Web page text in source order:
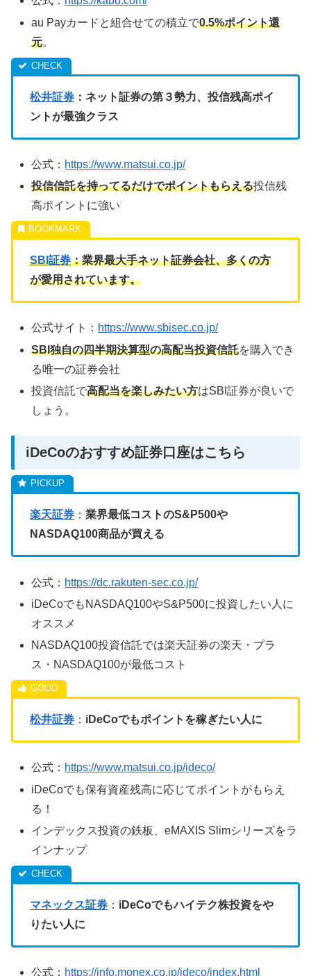
au Payカードと組合せての積立で0.5%ポイント還
元。
松井証券 ：ネット証券の第３勢力、投信残高ポイ
ントが最強クラス
公式： https://www.matsui.co.jp/
投信信託を持ってるだけでポイントもらえる投信残
高ポイントに強い
SBI証券：業界最大手ネット証券会社、多くの方
が愛用されています。
公式サイト： https://www.sbisec.co.jp/
SBI独自の四半期決算型の高配当投資信託を購入でき
る唯一の証券会社
投資信託で高配当を楽しみたい方はSBI証券が良いで
しょう。
iDeCoのおすすめ証券口座はこちら
楽天証券 ： 業界最低コストのS&P500や
NASDAQ100商品が買える
公式： https://dc.rakuten-sec.co.jp/
iDeCoでもNASDAQ100やS&P500に投資したい人に
オススメ
NASDAQ100投資信託では楽天証券の楽天・プラ
ス・NASDAQ100が最低コスト
松井証券 ： iDeCoでもポイントを稼ぎたい人に
公式： https://www.matsui.co.jp/ideco/
iDeCoでも保有資産残高に応じてポイントがもらえ
る！
インデックス投資の鉄板、eMAXIS Slimシリーズをラ
インナップ
マネックス証券 ： iDeCoでもハイテク株投資をや
りたい人に
公式： https://info.monex.co.jp/ideco/index.html